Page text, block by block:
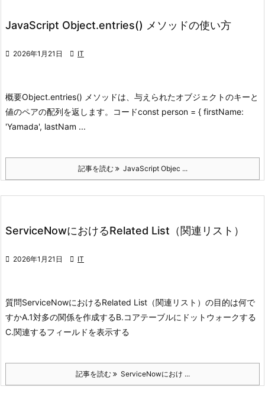
JavaScript Object.entries() メソッドの使い方
 2026年1月21日  IT
概要Object.entries() メソッドは、与えられたオブジェクトのキーと
値のペアの配列を返します。
コードconst person = { firstName:
'Yamada', lastNam ...
記事を読む JavaScript Objec ...
ServiceNowにおけるRelated List（関連リスト）
 2026年1月21日  IT
質問ServiceNowにおけるRelated List（関連リスト）の目的は何で
すかA.1対多の関係を作成するB.コアテーブルにドットウォークする
C.関連するフィールドを表示する
記事を読む ServiceNowにおけ ...